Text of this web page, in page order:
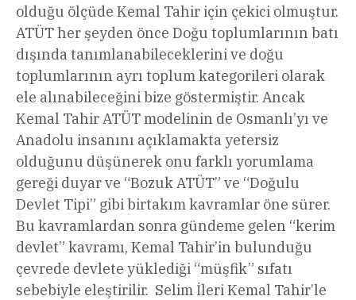
olduğu ölçüde Kemal Tahir için çekici olmuştur.
ATÜT her şeyden önce Doğu toplumlarının batı
dışında tanımlanabileceklerini ve doğu
toplumlarının ayrı toplum kategorileri olarak
ele alınabileceğini bize göstermiştir. Ancak
Kemal Tahir ATÜT modelinin de Osmanlı’yı ve
Anadolu insanını açıklamakta yetersiz
olduğunu düşünerek onu farklı yorumlama
gereği duyar ve “Bozuk ATÜT” ve “Doğulu
Devlet Tipi” gibi birtakım kavramlar öne sürer.
Bu kavramlardan sonra gündeme gelen “kerim
devlet” kavramı, Kemal Tahir’in bulunduğu
çevrede devlete yüklediği “müşfik” sıfatı
sebebiyle eleştirilir. Selim İleri Kemal Tahir’le